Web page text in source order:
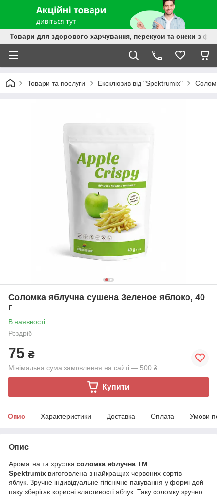
Товари для здорового харчування, перекуси та снеки з
Товари та послуги Ексклюзив від "Spektrumix"
Соломка яблучна сушена Зеленое яблоко, 40
г
В наявності
Роздріб
75 ₴
Мінімальна сума замовлення на сайті — 500 ₴
Купити
Опис Характеристики Доставка Оплата Умови
Опис
Ароматна та хрустка соломка яблучна ТМ
Spektrumix виготовлена з найкращих червоних сортів
яблук. Зручне індивідуальне гігієнічне пакування у формі дой
паку зберігає корисні властивості яблук. Таку соломку зручно